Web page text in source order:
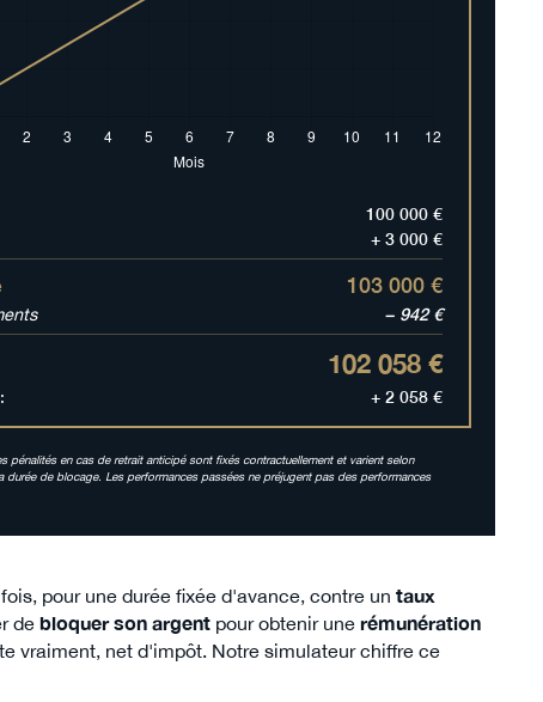
100 000 €
+ 3 000 €
103 000 €
− 942 €
102 058 €
+ 2 058 €
pénalités en cas de retrait anticipé sont fixés contractuellement et varient selon
de blocage. Les performances passées ne préjugent pas des performances
pour une durée fixée d'avance, contre un taux
de bloquer son argent pour obtenir une rémunération
vraiment, net d'impôt. Notre simulateur chiffre ce